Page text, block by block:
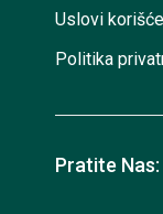
Uslovi
Politika
Pratite Nas: